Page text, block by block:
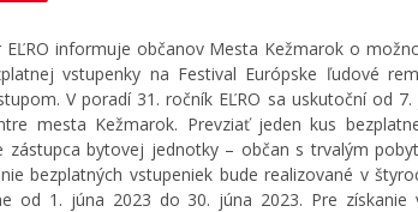
EĽRO informuje občanov Mesta Kežmarok o
vstupenky na Festival Európske ľudové
V poradí 31. ročník EĽRO sa uskutoční od
mesta Kežmarok. Prevziať jeden kus
zástupca bytovej jednotky – občan s trvalým
bezplatných vstupeniek bude realizované v
od 1. júna 2023 do 30. júna 2023. Pre získanie